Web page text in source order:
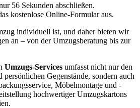
56 Sekunden abschließen.
kostenlose Online-Formular aus.
individuell ist, und daher bieten wir
an – von der Umzugsberatung bis zur
Umzugs-Services umfasst nicht nur den
Gegenstände, sondern auch
Möbelmontage und -
hochwertiger Umzugskartons